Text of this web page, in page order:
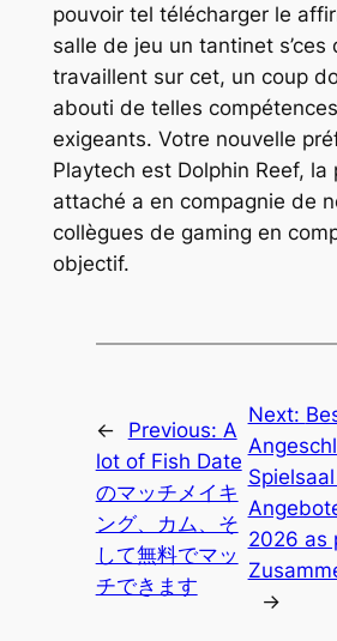
pouvoir tel télécharger le
salle de jeu un tantinet s’ces
travaillent sur cet, un coup
abouti de telles
exigeants. Votre nouvelle
Playtech est Dolphin Reef, la
attaché a en compagnie de
collègues de gaming en
objectif.
← Previous: A
lot of Fish Date
のマッチメイキ
ング、カム、そ
して無料でマッ
チできます
Next:
2026 as
→